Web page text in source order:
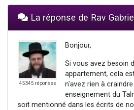
La réponse de Rav
45345 réponses
Bonjour,
Si vous avez besoin
appartement, cela
n'avez rien à
enseignement du
soit mentionné dans les écrits de